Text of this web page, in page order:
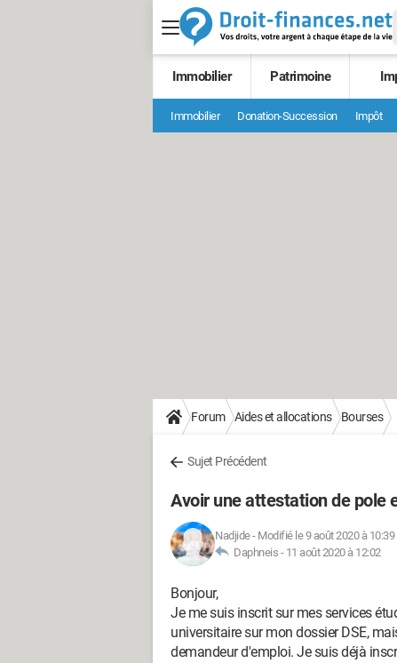
Immobilier Patrimoine
Immobilier Donation-Succession Impôt
Forum Aides et allocations Bourses
Sujet Précédent
Avoir une attestation de pole
Nadjide- Modifié le 9 août 2020 à 10:39
Daphneis - 11 août 2020 à 12:02
Bonjour,
Je me suis inscrit sur mes services
universitaire sur mon dossier DSE,
demandeur d'emploi. Je suis déjà